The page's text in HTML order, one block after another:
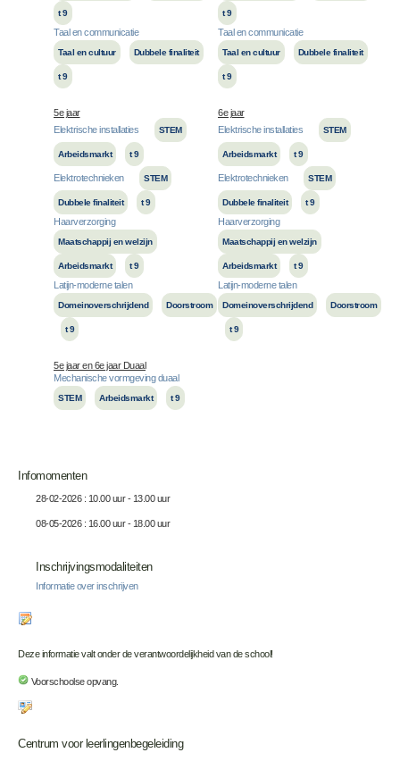
t 9
Taal en communicatie
Taal en cultuur Dubbele finaliteit
t 9
t 9
Taal en communicatie
Taal en cultuur Dubbele finaliteit
t 9
5e jaar
6e jaar
Elektrische installaties
STEM
Arbeidsmarkt t 9
Elektrotechnieken STEM
Dubbele finaliteit t 9
Haarverzorging
Maatschappij en welzijn
Arbeidsmarkt t 9
Latijn-moderne talen
Domeinoverschrijdend Doorstroom
t 9
Elektrische installaties STEM
Arbeidsmarkt t 9
Elektrotechnieken STEM
Dubbele finaliteit t 9
Haarverzorging
Maatschappij en welzijn
Arbeidsmarkt t 9
Latijn-moderne talen
Domeinoverschrijdend Doorstroom
t 9
5e jaar en 6e jaar Duaal
Mechanische vormgeving duaal
STEM Arbeidsmarkt t 9
Infomomenten
28-02-2026 : 10.00 uur - 13.00 uur
08-05-2026 : 16.00 uur - 18.00 uur
Inschrijvingsmodaliteiten
Informatie over inschrijven
Deze informatie valt onder de verantwoordelijkheid van de school!
Voorschoolse opvang.
Centrum voor leerlingenbegeleiding